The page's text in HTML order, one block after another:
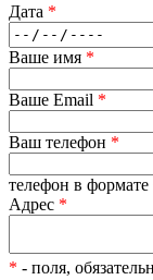
Дата *
Ваше имя *
Ваше Email *
Ваш телефон *
телефон в
Адрес *
* - поля,